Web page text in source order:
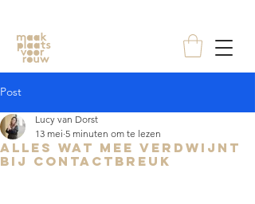
Post
Alles wat mee verdwijnt
bij contactbreuk
Lucy van Dorst
13 mei 5 minuten om te lezen